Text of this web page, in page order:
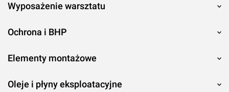
Wyposażenie warsztatu
Ochrona i BHP
Elementy montażowe
Oleje i płyny eksploatacyjne